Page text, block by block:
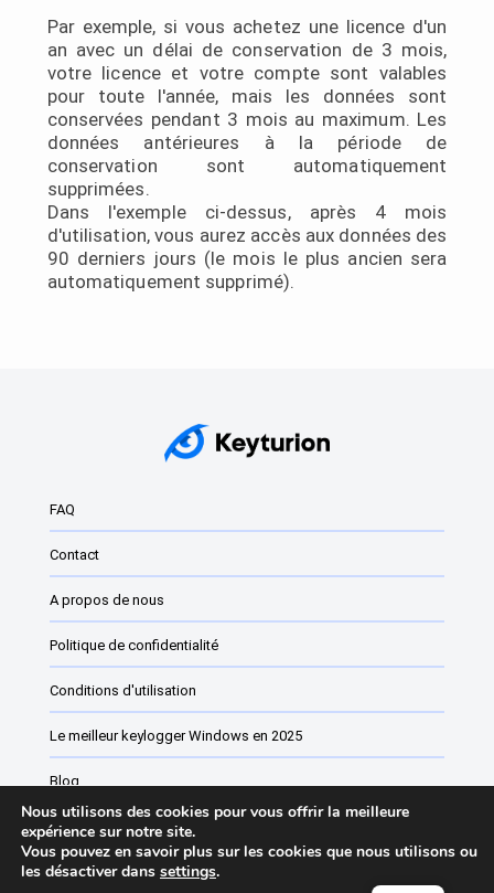
Par exemple, si vous achetez une licence d'un
an avec un délai de conservation de 3 mois,
votre licence et votre compte sont valables
pour toute l'année, mais les données sont
conservées pendant 3 mois au maximum. Les
données antérieures à la période de
conservation sont automatiquement
supprimées.
Dans l'exemple ci-dessus, après 4 mois
d'utilisation, vous aurez accès aux données des
90 derniers jours (le mois le plus ancien sera
automatiquement supprimé).
FAQ
Contact
A propos de nous
Politique de confidentialité
Conditions d'utilisation
Le meilleur keylogger Windows en 2025
Blog
Logiciel de surveillance des employés
Liste des changements de Keyturion
Nous utilisons des cookies pour vous offrir la meilleure
expérience sur notre site.
Vous pouvez en savoir plus sur les cookies que nous utilisons ou
les désactiver dans settings.